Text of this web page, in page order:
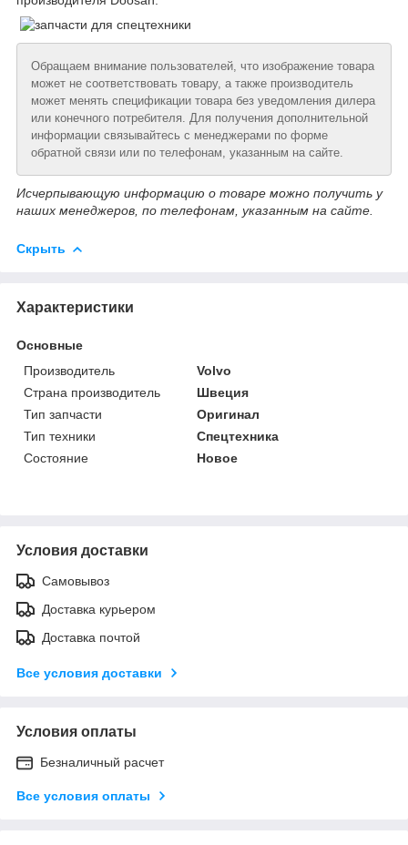
Обращаем внимание пользователей, что изображение товара
может не соответствовать товару, а также производитель
может менять спецификации товара без уведомления дилера
или конечного потребителя. Для получения дополнительной
информации связывайтесь с менеджерами по форме
обратной связи или по телефонам, указанным на сайте.
Исчерпывающую информацию о товаре можно получить у
наших менеджеров, по телефонам, указанным на сайте.
Скрыть
Характеристики
Основные
Производитель
Volvo
Страна производитель
Швеция
Тип запчасти
Оригинал
Тип техники
Спецтехника
Состояние
Новое
Условия доставки
Самовывоз
Доставка курьером
Доставка почтой
Все условия доставки
Условия оплаты
Безналичный расчет
Все условия оплаты